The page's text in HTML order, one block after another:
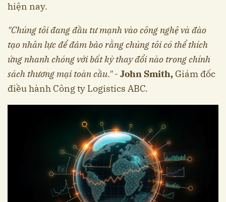
hiện nay.
"Chúng tôi đang đầu tư mạnh vào công nghệ và đào
tạo nhân lực để đảm bảo rằng chúng tôi có thể thích
ứng nhanh chóng với bất kỳ thay đổi nào trong chính
sách thương mại toàn cầu."- John Smith, Giám đốc
điều hành Công ty Logistics ABC.